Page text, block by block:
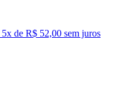
5x de R$ 52,00 sem juros